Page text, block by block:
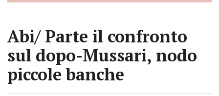
Abi/ Parte il confronto
sul dopo-Mussari, nodo
piccole banche